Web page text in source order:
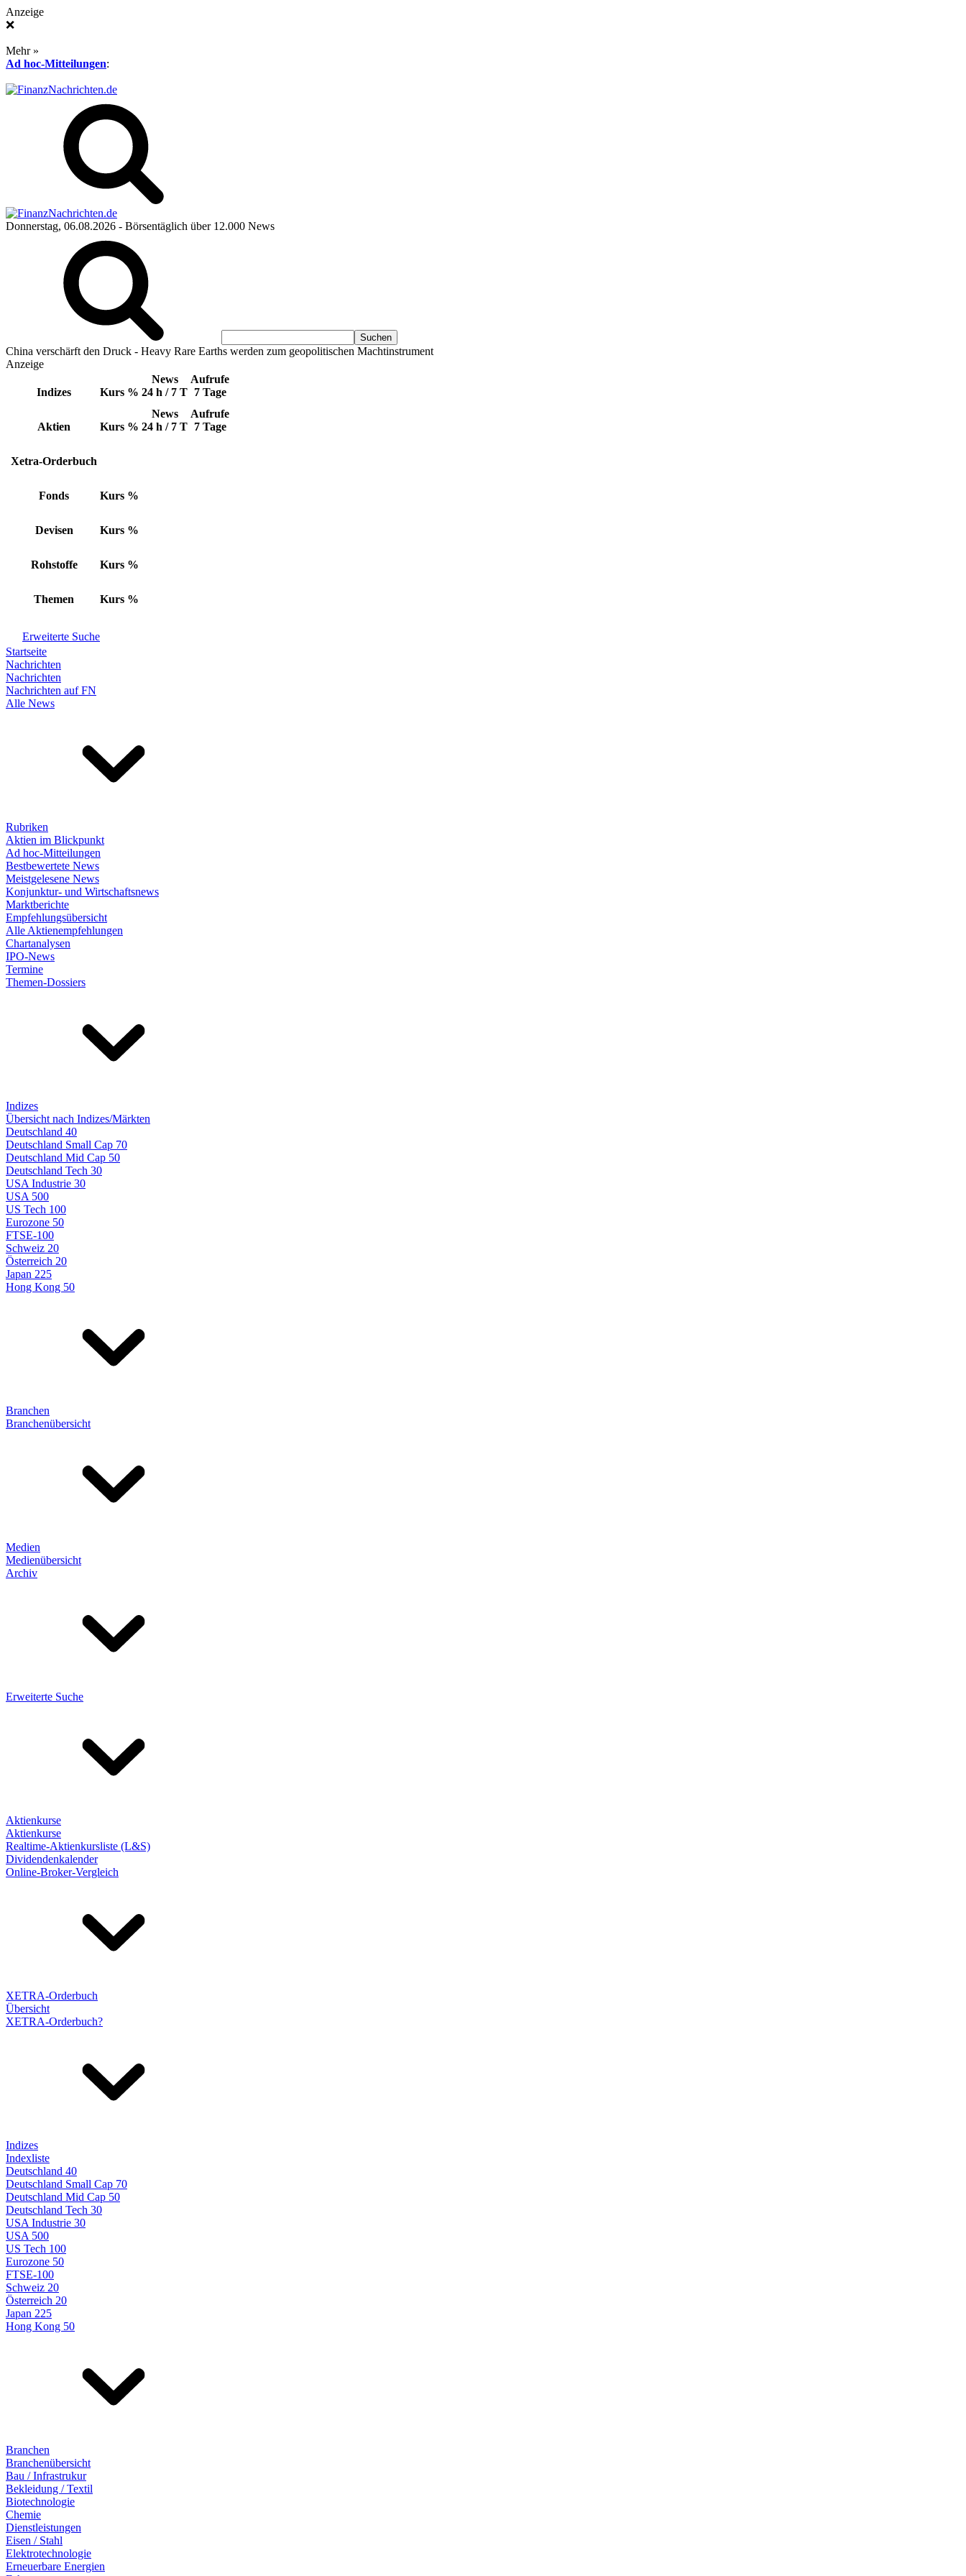
Anzeige
❌
Mehr »
Ad hoc-Mitteilungen:
Donnerstag, 06.08.2026 - Börsentäglich über 12.000 News
China verschärft den Druck - Heavy Rare Earths werden zum geopolitischen Machtinstrument
Anzeige
Indizes Kurs %
News
24 h / 7 T
Aufrufe
7 Tage
Aktien Kurs %
News
24 h / 7 T
Aufrufe
7 Tage
Xetra-Orderbuch
Fonds Kurs %
Devisen Kurs %
Rohstoffe Kurs %
Themen Kurs %
Erweiterte Suche
Startseite
Nachrichten
Nachrichten
Nachrichten auf FN
Alle News
Rubriken
Aktien im Blickpunkt
Ad hoc-Mitteilungen
Bestbewertete News
Meistgelesene News
Konjunktur- und Wirtschaftsnews
Marktberichte
Empfehlungsübersicht
Alle Aktienempfehlungen
Chartanalysen
IPO-News
Termine
Themen-Dossiers
Indizes
Übersicht nach Indizes/Märkten
Deutschland 40
Deutschland Small Cap 70
Deutschland Mid Cap 50
Deutschland Tech 30
USA Industrie 30
USA 500
US Tech 100
Eurozone 50
FTSE-100
Schweiz 20
Österreich 20
Japan 225
Hong Kong 50
Branchen
Branchenübersicht
Medien
Medienübersicht
Archiv
Erweiterte Suche
Aktienkurse
Aktienkurse
Realtime-Aktienkursliste (L&S)
Dividendenkalender
Online-Broker-Vergleich
XETRA-Orderbuch
Übersicht
XETRA-Orderbuch?
Indizes
Indexliste
Deutschland 40
Deutschland Small Cap 70
Deutschland Mid Cap 50
Deutschland Tech 30
USA Industrie 30
USA 500
US Tech 100
Eurozone 50
FTSE-100
Schweiz 20
Österreich 20
Japan 225
Hong Kong 50
Branchen
Branchenübersicht
Bau / Infrastrukur
Bekleidung / Textil
Biotechnologie
Chemie
Dienstleistungen
Eisen / Stahl
Elektrotechnologie
Erneuerbare Energien